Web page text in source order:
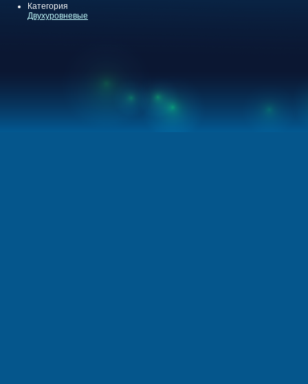
Категория
Двухуровневые